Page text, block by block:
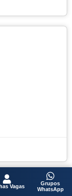
Vagas
Grupos
WhatsApp